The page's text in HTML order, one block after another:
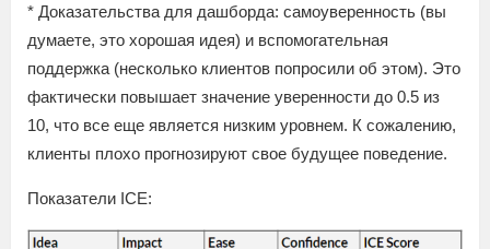
* Доказательства для дашборда: самоуверенность (вы
думаете, это хорошая идея) и вспомогательная
поддержка (несколько клиентов попросили об этом). Это
фактически повышает значение уверенности до 0.5 из
10, что все еще является низким уровнем. К сожалению,
клиенты плохо прогнозируют свое будущее поведение.
Показатели ICE: